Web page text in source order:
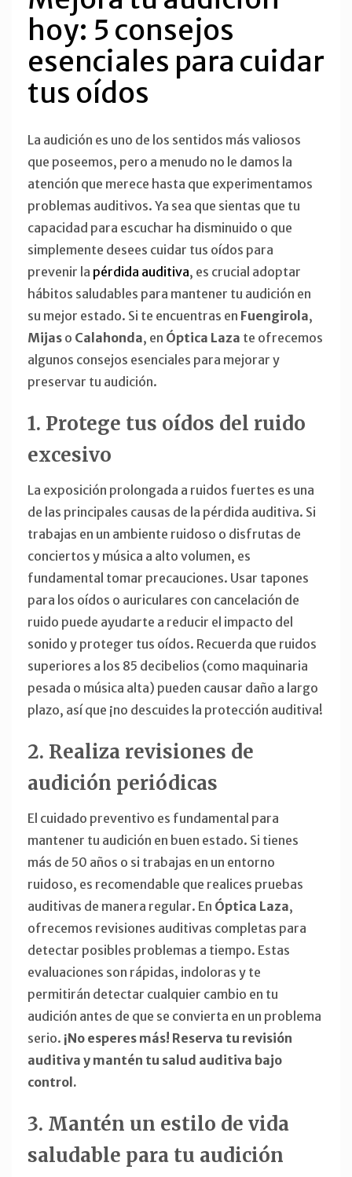
hoy: 5 consejos
esenciales para cuidar
tus oídos
La audición es uno de los sentidos más valiosos
que poseemos, pero a menudo no le damos la
atención que merece hasta que experimentamos
problemas auditivos. Ya sea que sientas que tu
capacidad para escuchar ha disminuido o que
simplemente desees cuidar tus oídos para
prevenir la pérdida auditiva, es crucial adoptar
hábitos saludables para mantener tu audición en
su mejor estado. Si te encuentras en Fuengirola,
Mijas o Calahonda, en Óptica Laza te ofrecemos
algunos consejos esenciales para mejorar y
preservar tu audición.
1. Protege tus oídos del ruido
excesivo
La exposición prolongada a ruidos fuertes es una
de las principales causas de la pérdida auditiva. Si
trabajas en un ambiente ruidoso o disfrutas de
conciertos y música a alto volumen, es
fundamental tomar precauciones. Usar tapones
para los oídos o auriculares con cancelación de
ruido puede ayudarte a reducir el impacto del
sonido y proteger tus oídos. Recuerda que ruidos
superiores a los 85 decibelios (como maquinaria
pesada o música alta) pueden causar daño a largo
plazo, así que ¡no descuides la protección auditiva!
2. Realiza revisiones de
audición periódicas
El cuidado preventivo es fundamental para
mantener tu audición en buen estado. Si tienes
más de 50 años o si trabajas en un entorno
ruidoso, es recomendable que realices pruebas
auditivas de manera regular. En Óptica Laza,
ofrecemos revisiones auditivas completas para
detectar posibles problemas a tiempo. Estas
evaluaciones son rápidas, indoloras y te
permitirán detectar cualquier cambio en tu
audición antes de que se convierta en un problema
serio. ¡No esperes más! Reserva tu revisión
auditiva y mantén tu salud auditiva bajo
control.
3. Mantén un estilo de vida
saludable para tu audición